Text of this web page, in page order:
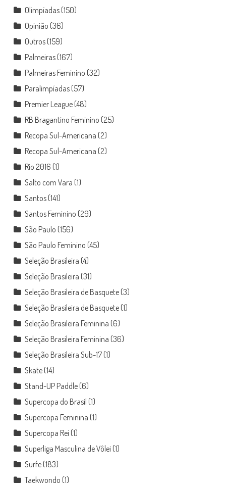
Olimpíadas(150)
Opinião (36)
Outros(159)
Palmeiras(167)
Palmeiras Feminino (32)
Paralimpíadas(57)
Premier League(48)
RB Bragantino Feminino (25)
Recopa Sul-Americana (2)
Recopa Sul-Americana (2)
Rio 2016 (1)
Salto com Vara (1)
Santos(141)
Santos Feminino (29)
São Paulo (156)
São Paulo Feminino (45)
Seleção Brasileira (4)
Seleção Brasileira (31)
Seleção Brasileira de Basquete(3)
Seleção Brasileira de Basquete(1)
Seleção Brasileira Feminina (6)
Seleção Brasileira Feminina (36)
Seleção Brasileira Sub-17(1)
Skate(14)
Stand-UP Paddle(6)
Supercopa do Brasil (1)
Supercopa Feminina (1)
Supercopa Rei (1)
Superliga Masculina de Vôlei (1)
Surfe(183)
Taekwondo (1)